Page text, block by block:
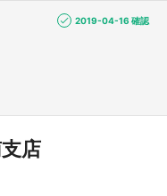
2019-04-16 確認
店